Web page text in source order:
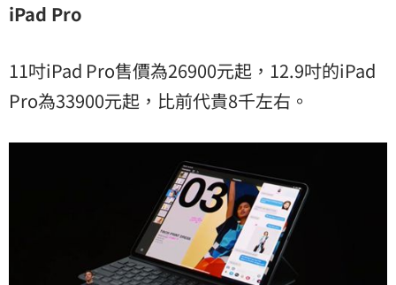
iPad Pro
11吋iPad Pro售價為26900元起，12.9吋的iPad
Pro為33900元起，比前代貴8千左右。